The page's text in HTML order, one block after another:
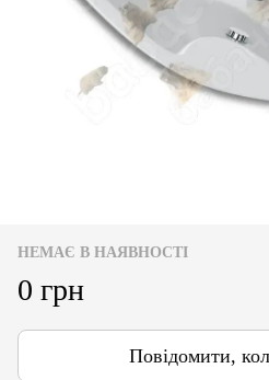
НЕМАЄ В НАЯВНОСТІ
0 грн
Повідомити,